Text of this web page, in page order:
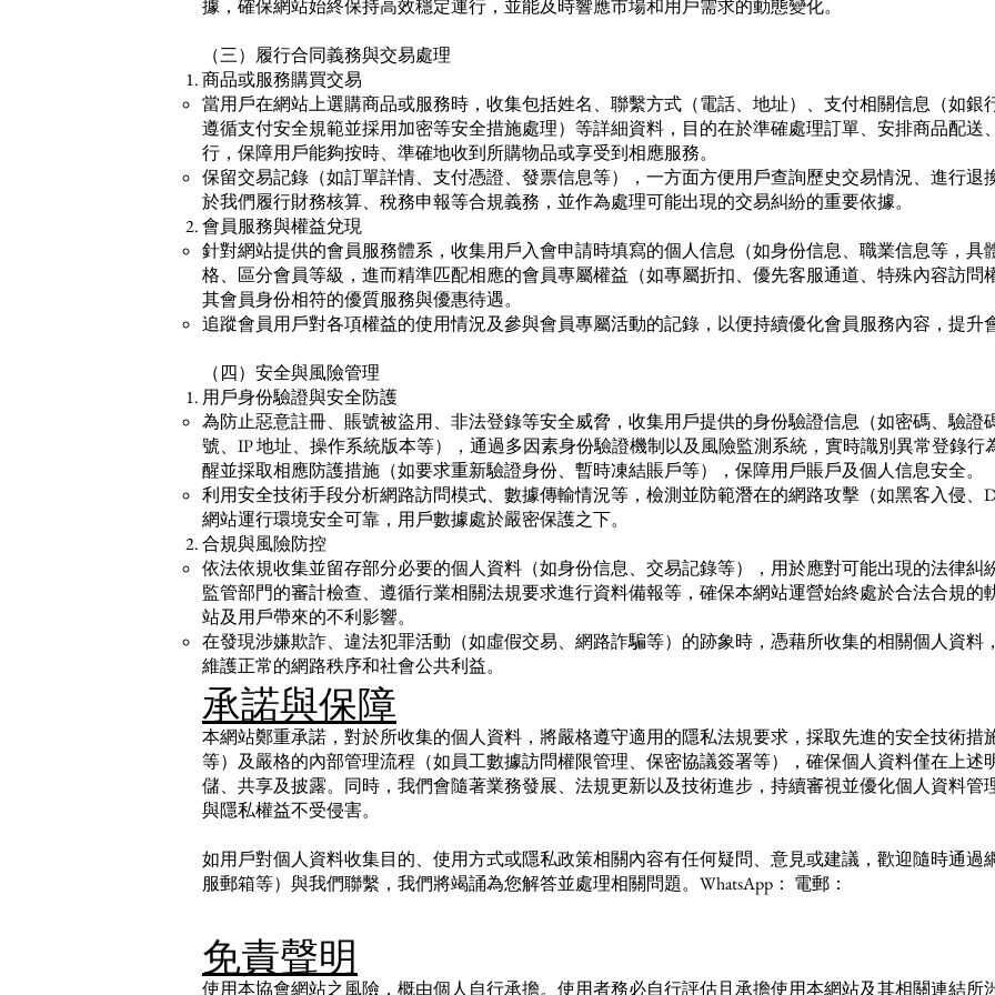
據，確保網站始終保持高效穩定運行，並能及時響應市場和用戶需求的動態變化。
（三）履行合同義務與交易處理
商品或服務購買交易
當用戶在網站上選購商品或服務時，收集包括姓名、聯繫方式（電話、地址）、支付相關信息（如銀
遵循支付安全規範並採用加密等安全措施處理）等詳細資料，目的在於準確處理訂單、安排商品配送
行，保障用戶能夠按時、準確地收到所購物品或享受到相應服務。
保留交易記錄（如訂單詳情、支付憑證、發票信息等），一方面方便用戶查詢歷史交易情況、進行退
於我們履行財務核算、稅務申報等合規義務，並作為處理可能出現的交易糾紛的重要依據。
會員服務與權益兌現
針對網站提供的會員服務體系，收集用戶入會申請時填寫的個人信息（如身份信息、職業信息等，具
格、區分會員等級，進而精準匹配相應的會員專屬權益（如專屬折扣、優先客服通道、特殊內容訪問
其會員身份相符的優質服務與優惠待遇。
追蹤會員用戶對各項權益的使用情況及參與會員專屬活動的記錄，以便持續優化會員服務內容，提升
（四）安全與風險管理
用戶身份驗證與安全防護
為防止惡意註冊、賬號被盜用、非法登錄等安全威脅，收集用戶提供的身份驗證信息（如密碼、驗證
號、IP 地址、操作系統版本等），通過多因素身份驗證機制以及風險監測系統，實時識別異常登錄
醒並採取相應防護措施（如要求重新驗證身份、暫時凍結賬戶等），保障用戶賬戶及個人信息安全。
利用安全技術手段分析網路訪問模式、數據傳輸情況等，檢測並防範潛在的網路攻擊（如黑客入侵、
網站運行環境安全可靠，用戶數據處於嚴密保護之下。
合規與風險防控
依法依規收集並留存部分必要的個人資料（如身份信息、交易記錄等），用於應對可能出現的法律糾
監管部門的審計檢查、遵循行業相關法規要求進行資料備報等，確保本網站運營始終處於合法合規
站及用戶帶來的不利影響。
在發現涉嫌欺詐、違法犯罪活動（如虛假交易、網路詐騙等）的跡象時，憑藉所收集的相關個人資料
維護正常的網路秩序和社會公共利益。
承諾與保障
本網站鄭重承諾，對於所收集的個人資料，將嚴格遵守適用的隱私法規要求，採取先進的安全技術措
等）及嚴格的內部管理流程（如員工數據訪問權限管理、保密協議簽署等），確保個人資料僅在上述
儲、共享及披露。同時，我們會隨著業務發展、法規更新以及技術進步，持續審視並優化個人資料管
與隱私權益不受侵害。
如用戶對個人資料收集目的、使用方式或隱私政策相關內容有任何疑問、意見或建議，歡迎隨時通過
服郵箱等）與我們聯繫，我們將竭誦為您解答並處理相關問題。WhatsApp： 電郵：
免責聲明
使用本協會網站之風險，概由個人自行承擔。使用者務必自行評估且承擔使用本網站及其相關連結所